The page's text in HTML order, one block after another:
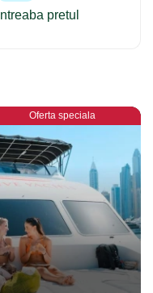
Intreaba pretul
Oferta speciala